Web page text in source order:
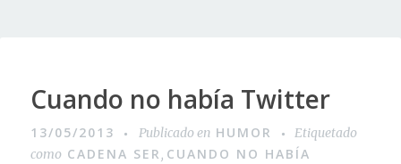
Cuando no había Twitter
13/05/2013 Publicado en HUMOR
Etiquetado
como CADENA SER, CUANDO NO HABÍA